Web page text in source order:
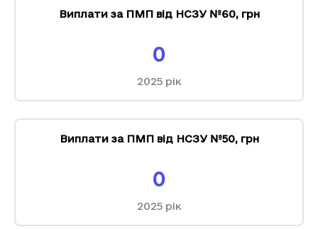
Виплати за ПМП від НСЗУ №60, грн
0
2025рік
Виплати за ПМП від НСЗУ №50, грн
0
2025рік